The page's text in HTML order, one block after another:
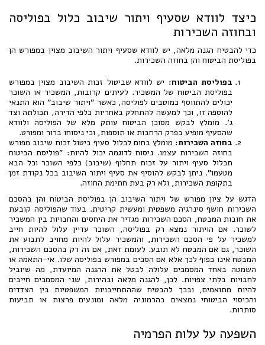
כיצד לוודא שסעיף ויתור שיבוב כלול בפוליסה
ובחוזה השכירות
כדי להבטיח הגנה מלאה, יש לוודא שסעיף ויתור השיבוב מצוין במפורש הן
בפוליסת הביטוח והן בחוזה השכירות.
בפוליסת הביטוח: יש לוודא שביטול זכות השיבוב מצוין במפורש
בפוליסת הביטוח של המשכיר. לעיתים קרובות, המשכיר או השוכר
יכולים להתווסף כמוטבים לפוליסה, כאשר "ויתור שיבוב" הוא התנאי
להוספה זו, וכך למעשה להתחלק באחריות כלפי הדירה, תכולתה וצד
ג'. מומלץ לבקש מסוכן הביטוח עותק מלא של הפוליסה ולוודא
שהסעיף מופיע בפרק הרחבות או תוספות, וכי ניסוחו ברור ומפורט.
בחוזה השכירות: מומלץ בחום לכלול סעיף ביטול זכות שיבוב מפורש
בחוזה השכירות עצמו. ניסוח לדוגמה יכול להיות: "פוליסת הביטוח
תכלול סעיף ויתור על זכות תחלוף (שיבוב) כלפי השוכר וכל הבא
מטעמו". ניתן לבקש להוסיף את סעיף ויתור השיבוב בכל נקודת זמן
בתקופת השכירות, ולא רק בעת חתימת החוזה.
הדגש על ציון מפורש של ויתור השיבוב הן בפוליסת הביטוח והן בהסכם
השכירות חושף סינרגיה משפטית ומעשית קריטית. בעוד שהפוליסה קובעת
את חובות המבטח, הסכם השכירות מגדיר את היחסים והחבויות בין המשכיר
לשוכר. אם הויתור נמצא רק בפוליסה, השוכר עדיין עלול להיות חייב
למשכיר על פי הסכם השכירות, והמשכיר עלול להיות מחויב לתבוע את
השוכר, גם אם המבטח לא תובע. לעומת זאת, אם זה רק בהסכם השכירות,
המבטח אינו כפוף לכך אלא אם הסכים במפורש בפוליסה שלו. אי-התאמה או
השמטה באחד המסמכים עלולה לבטל את ההגנה המיועדת, מה שיוביל
לחבויות בלתי צפויות. לכן, להגנה מלאה ובהירות, שני המסמכים חייבים
להיות מתואמים, ובכך להבטיח שההתחייבויות המשפטיות בין הצדדים
והכיסוי הביטוחי נמצאים בהרמוניה מלאה ומונעים פרצות או תביעות
סותרות.
השפעה על עלות הפרמיה